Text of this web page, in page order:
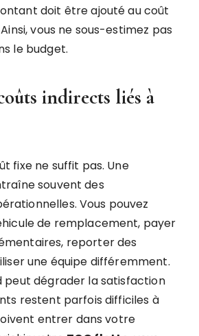
doit être ajouté au coût
vous ne sous-estimez pas
le budget.
indirects liés à
fixe ne suffit pas. Une
souvent des
Vous pouvez
de remplacement, payer
reporter des
une équipe différemment.
peut dégrader la satisfaction
restent parfois difficiles à
entrer dans votre